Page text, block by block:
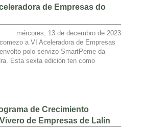
de Empresas do
mércores, 13 de decembro de 2023
a VI Aceleradora de Empresas
polo servizo SmartPeme da
Esta sexta edición ten como
de Crecimiento
de Empresas de Lalín